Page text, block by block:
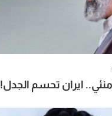
ايران تحسم الجدل!